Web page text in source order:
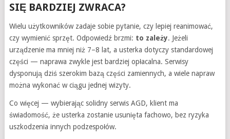
SIĘ BARDZIEJ ZWRACA?
Wielu użytkowników zadaje sobie pytanie, czy lepiej reanimować,
czy wymienić sprzęt. Odpowiedź brzmi: to zależy. Jeżeli
urządzenie ma mniej niż 7–8 lat, a usterka dotyczy standardowej
części — naprawa zwykle jest bardziej opłacalna. Serwisy
dysponują dziś szerokim bazą części zamiennych, a wiele napraw
można wykonać w ciągu jednej wizyty.
Co więcej — wybierając solidny serwis AGD, klient ma
świadomość, że usterka zostanie usunięta fachowo, bez ryzyka
uszkodzenia innych podzespołów.